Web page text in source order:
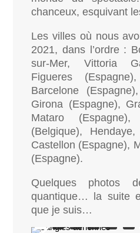
chanceux, esquivant
Les villes où nous
2021, dans l’ordre :
sur-Mer, Vittoria
Figueres
Barcelone
Girona (Espagne),
Mataro
(Belgique),
Castellon (Espagne),
(Espagne).
Quelques photos
quantique… la suite
que je suis…